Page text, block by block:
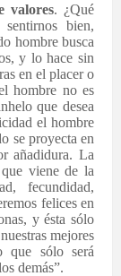
valores. ¿Qué
sentirnos bien,
hombre busca
y lo hace sin
en el placer o
hombre no es
que desea
el hombre
se proyecta en
añadidura. La
viene de la
fecundidad,
felices en
y ésta sólo
mejores
que sólo será
demás”.